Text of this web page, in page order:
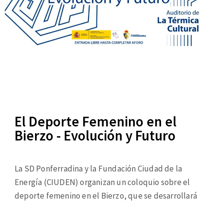
El Deporte Femenino en el
Bierzo - Evolución y Futuro
La SD Ponferradina y la Fundación Ciudad de la
Energía (CIUDEN) organizan un coloquio sobre el
deporte femenino en el Bierzo, que se desarrollará